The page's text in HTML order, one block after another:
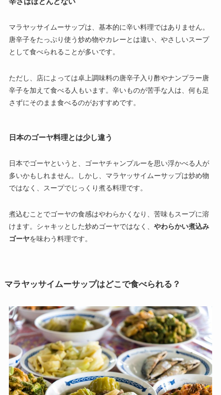
マラヤッサイムーサップは、基本的に辛い料理ではありません。
唐辛子をたっぷり使う炒め物やカレーとは違い、やさしいスープ
として食べられることが多いです。
ただし、店によっては卓上調味料の唐辛子入り酢やナンプラー唐
辛子を加えて食べる人もいます。辛いものが苦手な人は、何も足
さずにそのまま食べるのがおすすめです。
日本のゴーヤ料理とは少し違う
日本でゴーヤというと、ゴーヤチャンプルーを思い浮かべる人が
多いかもしれません。しかし、マラヤッサイムーサップは炒め物
ではなく、スープでじっくり煮る料理です。
煮込むことでゴーヤの食感はやわらかくなり、苦味もスープに溶
けます。シャキッとした炒めゴーヤではなく、 やわらかい煮込み
ゴーヤを味わう料理です。
マラヤッサイムーサップはどこで食べられる？